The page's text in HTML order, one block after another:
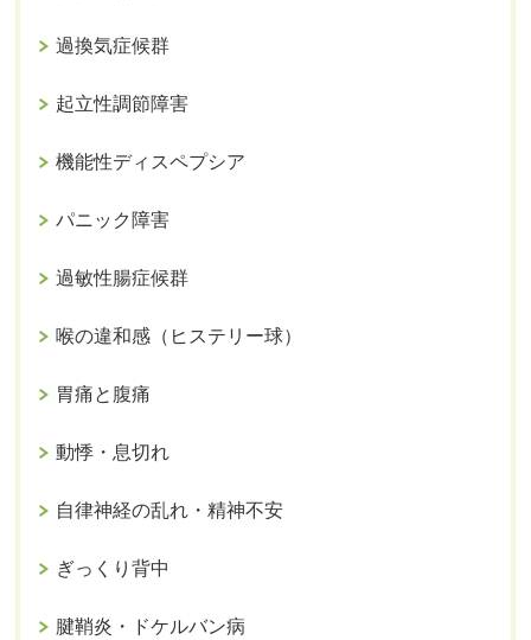
過換気症候群
起立性調節障害
機能性ディスペプシア
パニック障害
過敏性腸症候群
喉の違和感（ヒステリー球）
胃痛と腹痛
動悸・息切れ
自律神経の乱れ・精神不安
ぎっくり背中
腱鞘炎・ドケルバン病